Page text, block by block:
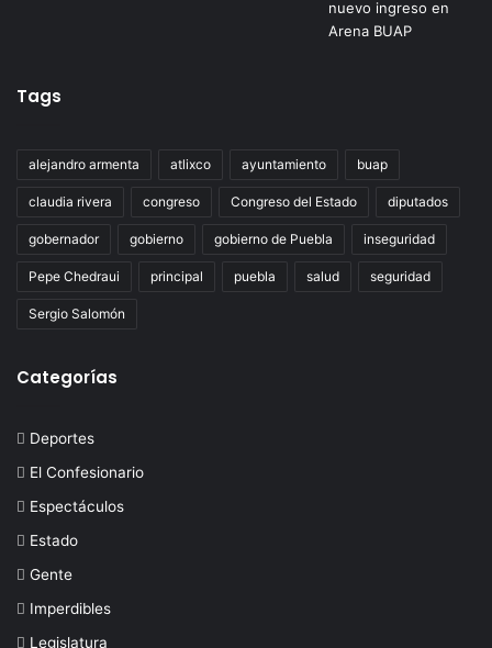
Tags
alejandro armenta atlixco ayuntamiento buap
claudia rivera congreso Congreso del Estado diputados
gobernador gobierno gobierno de Puebla inseguridad
Pepe Chedraui principal puebla salud seguridad
Sergio Salomón
Categorías
Deportes
El Confesionario
Espectáculos
Estado
Gente
Imperdibles
Legislatura